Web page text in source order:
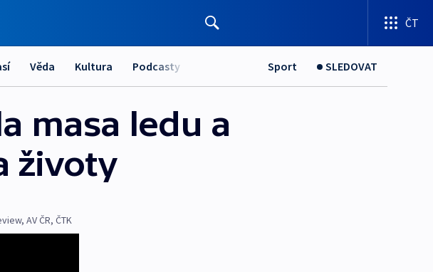
ČT
Věda Kultura Podcasty Sport SLEDOVAT
masa ledu a
životy
, AV ČR, ČTK